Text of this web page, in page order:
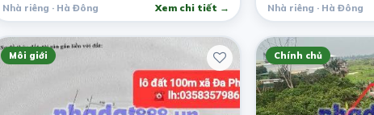
Nhà riêng · Hà Đông Xem chi tiết → Nhà riêng · Hà Đông
Môi giới Chính chủ